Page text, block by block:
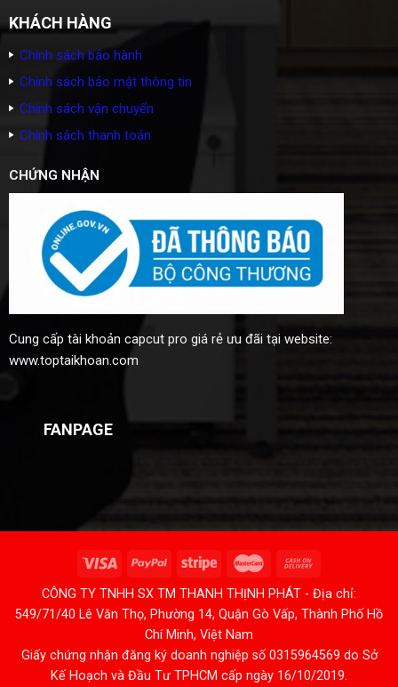
KHÁCH HÀNG
Chính sách bảo hành
Chính sách bảo mật thông tin
Chính sách vận chuyển
Chính sách thanh toán
CHỨNG NHẬN
Cung cấp tài khoản capcut pro giá rẻưu đãi tại website:
www.toptaikhoan.com
FANPAGE
CÔNG TY TNHH SX TM THANH THỊNH PHÁT - Địa chỉ:
549/71/40 Lê Văn Thọ, Phường 14, Quận Gò Vấp, Thành Phố Hồ
Chí Minh, Việt Nam
Giấy chứng nhận đăng ký doanh nghiệp số 0315964569 do Sở
Kế Hoạch và Đầu Tư TPHCM cấp ngày 16/10/2019.